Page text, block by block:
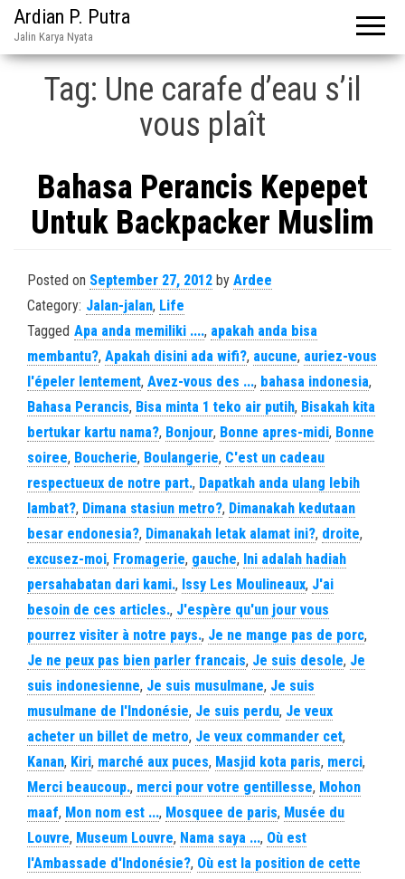
Ardian P. Putra
Jalin Karya Nyata
Tag: Une carafe d’eau s’il
vous plaît
Bahasa Perancis Kepepet
Untuk Backpacker Muslim
Posted on September 27, 2012 by Ardee
Category: Jalan-jalan, Life
Tagged Apa anda memiliki ...., apakah anda bisa
membantu?, Apakah disini ada wifi?, aucune, auriez-vous
l'épeler lentement, Avez-vous des ..., bahasa indonesia,
Bahasa Perancis, Bisa minta 1 teko air putih, Bisakah kita
bertukar kartu nama?, Bonjour, Bonne apres-midi, Bonne
soiree, Boucherie, Boulangerie, C'est un cadeau
respectueux de notre part., Dapatkah anda ulang lebih
lambat?, Dimana stasiun metro?, Dimanakah kedutaan
besar endonesia?, Dimanakah letak alamat ini?, droite,
excusez-moi, Fromagerie, gauche, Ini adalah hadiah
persahabatan dari kami., Issy Les Moulineaux, J'ai
besoin de ces articles., J'espère qu'un jour vous
pourrez visiter à notre pays., Je ne mange pas de porc,
Je ne peux pas bien parler francais, Je suis desole, Je
suis indonesienne, Je suis musulmane, Je suis
musulmane de l'Indonésie, Je suis perdu, Je veux
acheter un billet de metro, Je veux commander cet,
Kanan, Kiri, marché aux puces, Masjid kota paris, merci,
Merci beaucoup., merci pour votre gentillesse, Mohon
maaf, Mon nom est ..., Mosquee de paris, Musée du
Louvre, Museum Louvre, Nama saya ..., Où est
l'Ambassade d'Indonésie?, Où est la position de cette